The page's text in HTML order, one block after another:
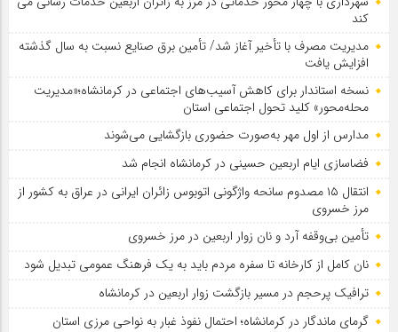
کند
مدیریت مصرف با تأخیر آغاز شد/ تأمین برق صنایع نسبت به سال گذشته
افزایش یافت
نسخه استاندار برای کاهش آسیب‌های اجتماعی در کرمانشاه؛«مدیریت
محله‌محور» کلید تحول اجتماعی استان
مدارس از اول مهر به‌صورت حضوری بازگشایی می‌شوند
فضاسازی ایام اربعین حسینی در کرمانشاه انجام شد
انتقال ۱۵ مصدوم سانحه واژگونی اتوبوس زائران ایرانی در عراق به کشور از
مرز خسروی
تأمین بی‌وقفه آرد و نان زوار اربعین در مرز خسروی
نان کامل از کارخانه تا سفره مردم باید به یک فرهنگ عمومی تبدیل شود
ترافیک پرحجم در مسیر بازگشت زوار اربعین در کرمانشاه
گرمای ماندگار در کرمانشاه؛ احتمال نفوذ غبار به نواحی مرزی استان